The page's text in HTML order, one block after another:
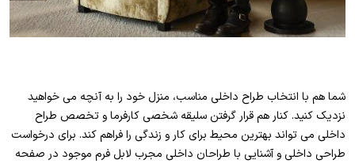
شما هم با انتخاب طراح داخلی مناسب، منزل خود را به آنچه می خواهید
نزدیک کنید. کنار هم قرار گرفتن سلیقه شخصی کارفرما و تخصص طراح
داخلی می تواند بهترین محیط برای کار و زندگی را فراهم کند. برای درخواست
طراحی داخلی و آشنایی با طراحان داخلی مجرب لابل فرم موجود در صفحه